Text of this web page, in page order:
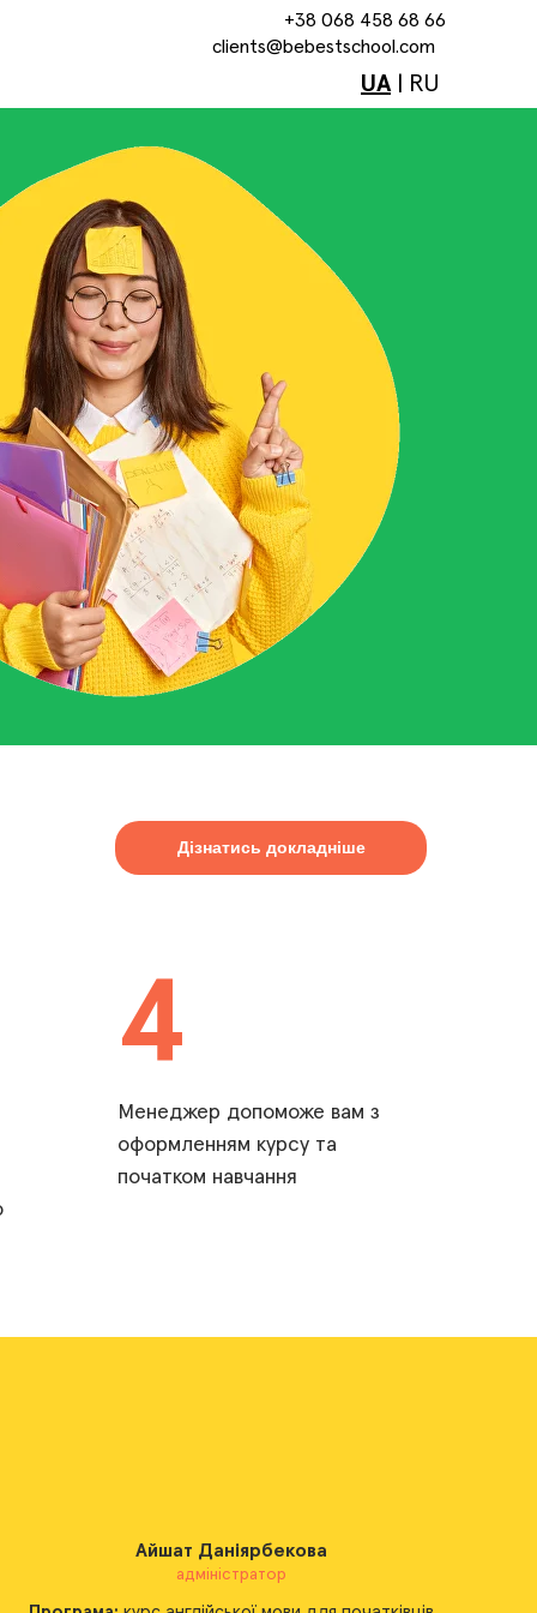
+38 068 458 68 66
clients@bebestschool.com
UA| RU
4
Менеджер допоможе вам з
оформленням курсу та
початком навчання
Дізнатись докладніше
менеджер
Наталя Крот